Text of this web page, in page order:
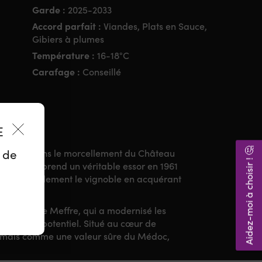
Garde : 2025-2033
Accord parfait : Viandes, Plats en Sauce,
Gibiers à plumes
Température : 16-18°C
Carafage : Conseillé
dans le morcellement du Château
prend un véritable essor en 1961
le vignoble en acquérant
la famille Meffre, qui a modernisé les
tout le potentiel. Situé au cœur de
comme une valeur sûre du Médoc,
Aidez-moi à choisir ! 🤔